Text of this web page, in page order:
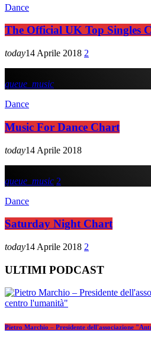
Dance
The Official UK Top Singles
today14 Aprile 2018 2
queue_music
Dance
Music For Dance Chart
today14 Aprile 2018
queue_music 2
Dance
Saturday Night Chart
today14 Aprile 2018 2
ULTIMI PODCAST
Pietro Marchio – Presidente dell'associazione